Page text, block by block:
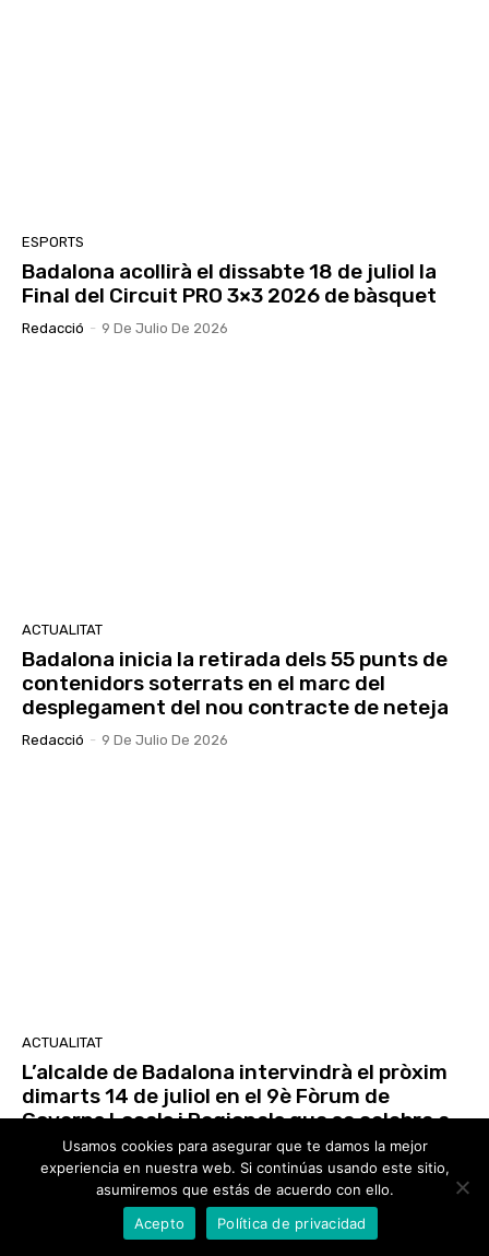
ESPORTS
Badalona acollirà el dissabte 18 de juliol la
Final del Circuit PRO 3×3 2026 de bàsquet
Redacció - 9 De Julio De 2026
ACTUALITAT
Badalona inicia la retirada dels 55 punts de
contenidors soterrats en el marc del
desplegament del nou contracte de neteja
Redacció - 9 De Julio De 2026
ACTUALITAT
L’alcalde de Badalona intervindrà el pròxim
dimarts 14 de juliol en el 9è Fòrum de
Governs Locals i Regionals que se celebra a
Redacció - 9 De Julio De 2026
Usamos cookies para asegurar que te damos la mejor
experiencia en nuestra web. Si continúas usando este sitio,
asumiremos que estás de acuerdo con ello.
Acepto
Política de privacidad